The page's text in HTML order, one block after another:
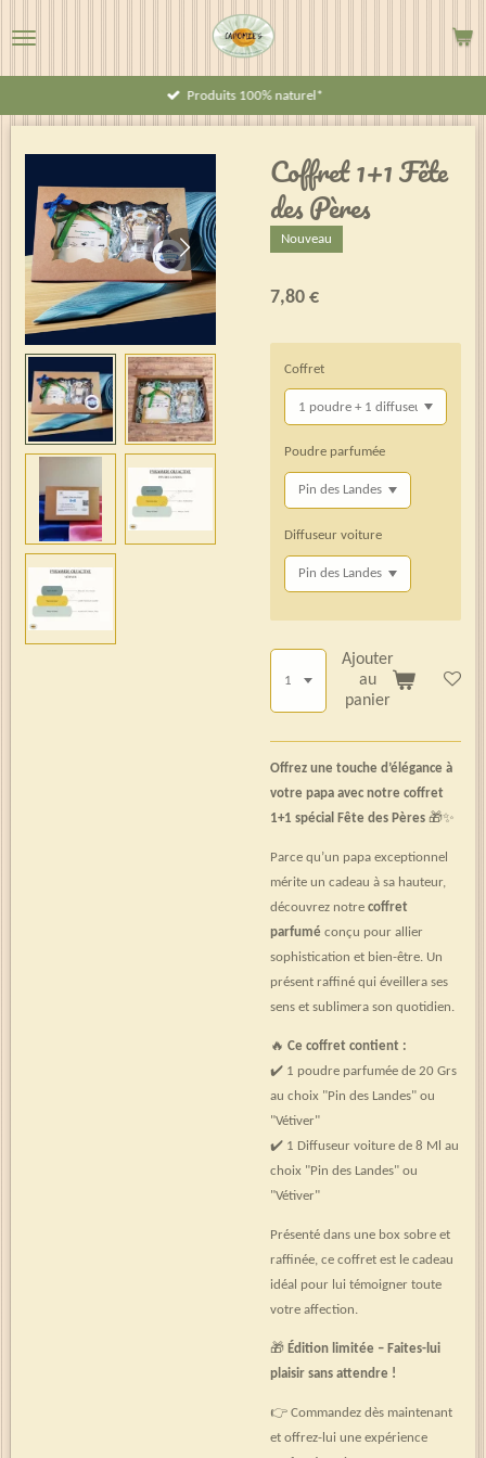
au
contenu
Produits 100% naturel*
Coffret 1+1 Fête
des Pères
Nouveau
7,80 €
Coffret
Poudre parfumée
Diffuseur voiture
Ajouter
au
panier
Offrez une touche d’élégance à
votre papa avec notre coffret
1+1 spécial Fête des Pères 🎁✨
Parce qu’un papa exceptionnel
mérite un cadeau à sa hauteur,
découvrez notre coffret
parfumé conçu pour allier
sophistication et bien-être. Un
présent raffiné qui éveillera ses
sens et sublimera son quotidien.
🔥 Ce coffret contient :
✔️ 1 poudre parfumée de 20 Grs
au choix "Pin des Landes" ou
"Vétiver"
✔️ 1 Diffuseur voiture de 8 Ml au
choix "Pin des Landes" ou
"Vétiver"
Présenté dans une box sobre et
raffinée, ce coffret est le cadeau
idéal pour lui témoigner toute
votre affection.
🎁 Édition limitée – Faites-lui
plaisir sans attendre !
👉 Commandez dès maintenant
et offrez-lui une expérience